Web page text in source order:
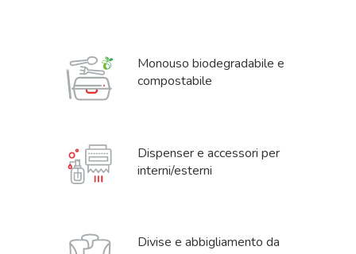
Monouso biodegradabile e
compostabile
Dispenser e accessori per
interni/esterni
Divise e abbigliamento da